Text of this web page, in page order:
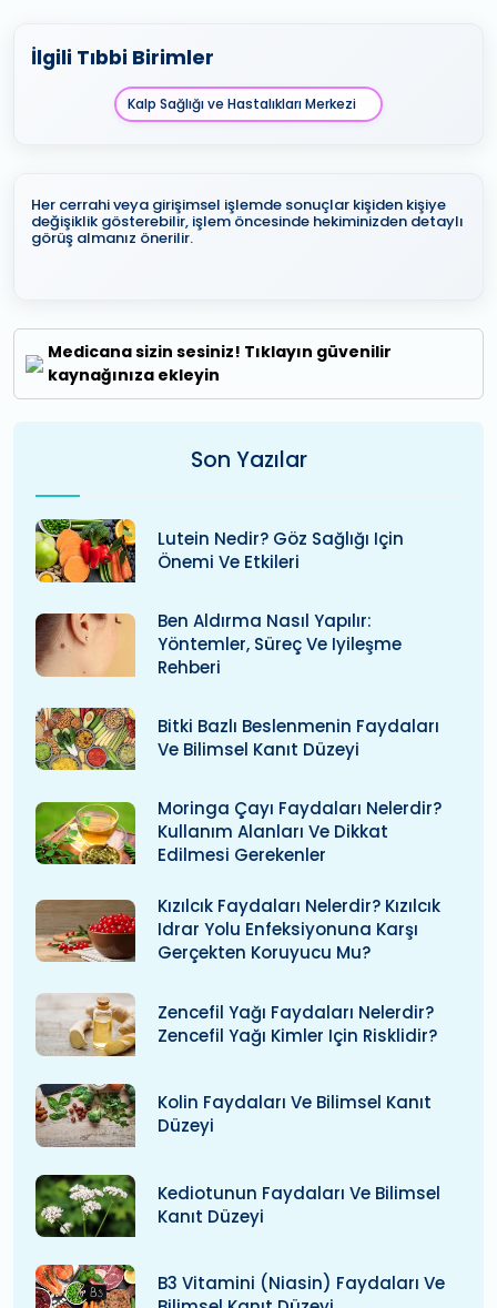
İlgili Tıbbi Birimler
Kalp Sağlığı ve Hastalıkları Merkezi
Her cerrahi veya girişimsel işlemde sonuçlar kişiden kişiye
değişiklik gösterebilir, işlem öncesinde hekiminizden detaylı
görüş almanız önerilir.
Medicana sizin sesiniz! Tıklayın güvenilir
kaynağınıza ekleyin
Son Yazılar
Lutein Nedir? Göz Sağlığı Için
Önemi Ve Etkileri
Ben Aldırma Nasıl Yapılır:
Yöntemler, Süreç Ve Iyileşme
Rehberi
Bitki Bazlı Beslenmenin Faydaları
Ve Bilimsel Kanıt Düzeyi
Moringa Çayı Faydaları Nelerdir?
Kullanım Alanları Ve Dikkat
Edilmesi Gerekenler
Kızılcık Faydaları Nelerdir? Kızılcık
Idrar Yolu Enfeksiyonuna Karşı
Gerçekten Koruyucu Mu?
Zencefil Yağı Faydaları Nelerdir?
Zencefil Yağı Kimler Için Risklidir?
Kolin Faydaları Ve Bilimsel Kanıt
Düzeyi
Kediotunun Faydaları Ve Bilimsel
Kanıt Düzeyi
B3 Vitamini (niasin) Faydaları Ve